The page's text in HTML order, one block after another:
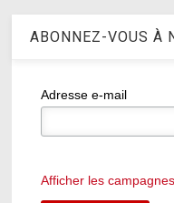
ABONNEZ-VOUS À
Adresse e-mail
Afficher les